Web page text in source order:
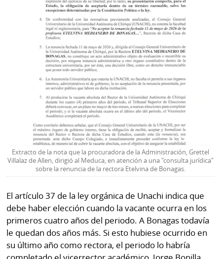
Extracto de la nota que la procuradora de la Administración, Grettel
Villalaz de Allen, dirigió al Meduca, en atención a una "consulta jurídica"
sobre la renuncia de la rectora Etelvina de Bonagas.
El artículo 37 de la ley orgánica de Unachi indica que
debe haber elección cuando la vacante ocurra en los
primeros cuatro años del periodo. A Bonagas todavía
le quedan dos años más. Si esto hubiese ocurrido en
su último año como rectora, el periodo lo habría